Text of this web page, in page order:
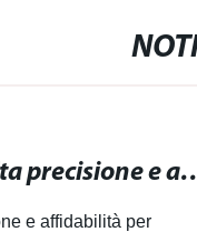
Elettrodo chirurgico: alta
e affidabilità per